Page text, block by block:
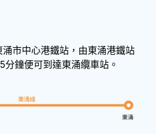
市中心港鐵站，由東涌港鐵站
分鐘便可到達東涌纜車站。